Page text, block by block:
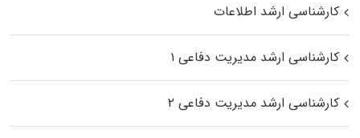
کارشناسی ارشد اطلاعات
کارشناسی ارشد مدیریت دفاعی ۱
کارشناسی ارشد مدیریت دفاعی ۲